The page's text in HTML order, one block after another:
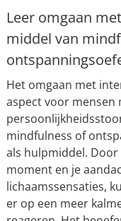
Leer omgaan
middel van
Het omgaan met
aspect voor
mindfulness of
als hulpmiddel.
moment en je
lichaamssensaties,
er op een meer